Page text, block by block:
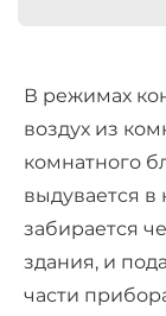
В режимах
воздух из
комнатного
выдувается
забирается
здания, и
части